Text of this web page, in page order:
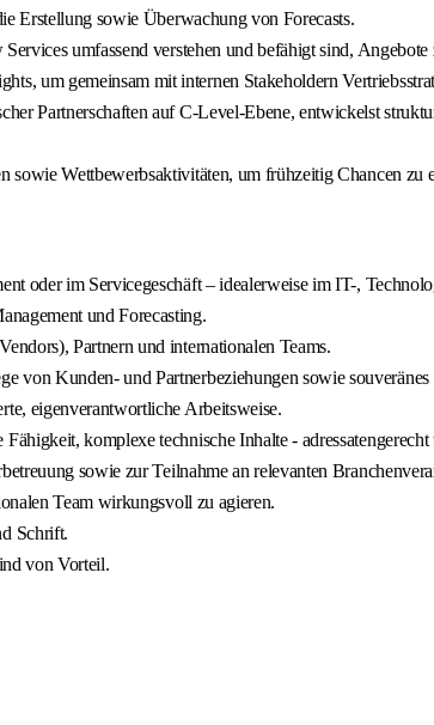
Erstellung sowie Überwachung von Forecasts.
umfassend verstehen und befähigt sind,
um gemeinsam mit internen Stakeholdern
Partnerschaften auf C-Level-Ebene, entwickelst
Wettbewerbsaktivitäten, um frühzeitig Chancen zu
oder im Servicegeschäft – idealerweise im IT-,
und Forecasting.
Partnern und internationalen Teams.
von Kunden- und Partnerbeziehungen sowie
eigenverantwortliche Arbeitsweise.
komplexe technische Inhalte -
sowie zur Teilnahme an relevanten
Team wirkungsvoll zu agieren.
Schrift.
von Vorteil.